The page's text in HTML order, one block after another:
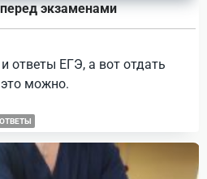
экзаменами
ответы ЕГЭ, а вот отдать
можно.
ОТВЕТЫ